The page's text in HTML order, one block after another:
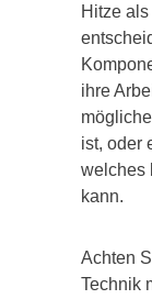
Hitze
ihre
ist, oder
welches
kann.
Achten
Technik